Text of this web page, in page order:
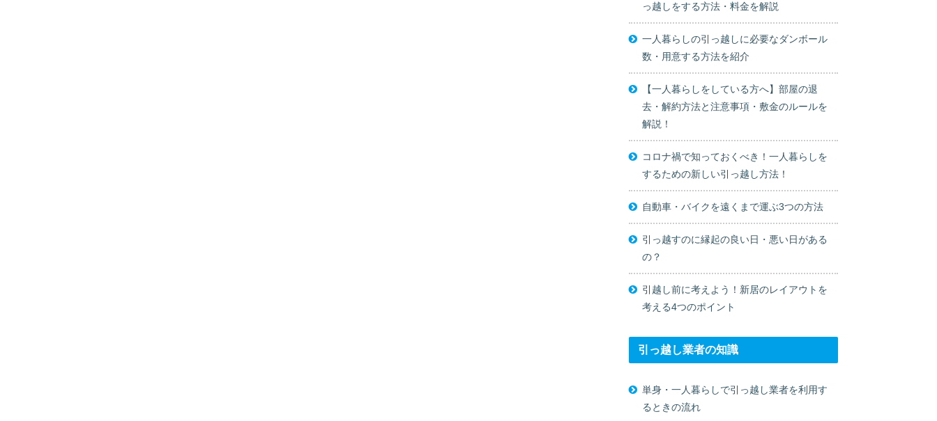
っ越しをする方法・料金を解説
一人暮らしの引っ越しに必要なダンボール
数・用意する方法を紹介
【一人暮らしをしている方へ】部屋の退
去・解約方法と注意事項・敷金のルールを
解説！
コロナ禍で知っておくべき！一人暮らしを
するための新しい引っ越し方法！
自動車・バイクを遠くまで運ぶ3つの方法
引っ越すのに縁起の良い日・悪い日がある
の？
引越し前に考えよう！新居のレイアウトを
考える4つのポイント
引っ越し業者の知識
単身・一人暮らしで引っ越し業者を利用す
るときの流れ